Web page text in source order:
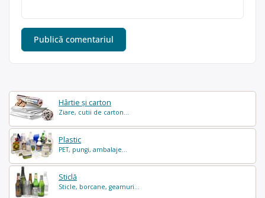
Hârtie și carton
Ziare, cutii de carton...
Plastic
PET, pungi, ambalaje...
Sticlă
Sticle, borcane, geamuri...